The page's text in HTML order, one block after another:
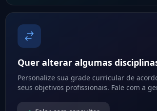
Quer alterar algumas
Personalize sua grade curricular de
seus objetivos profissionais. Fale com a